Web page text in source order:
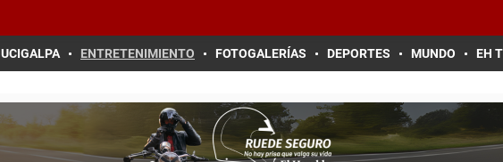
ENTRETENIMIENTO FOTOGALERÍAS DEPORTES MUNDO EH